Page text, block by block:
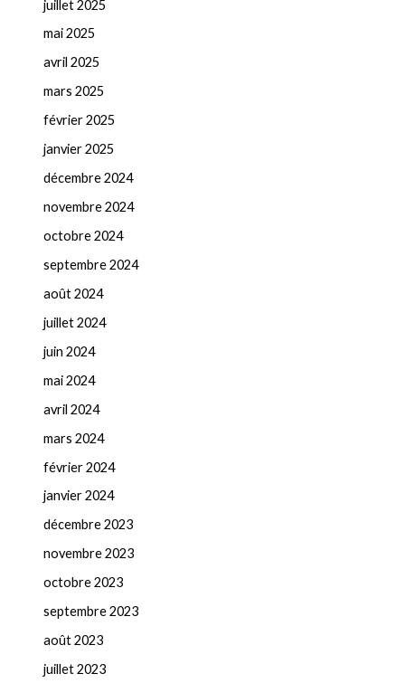
juillet 2025
mai 2025
avril 2025
mars 2025
février 2025
janvier 2025
décembre 2024
novembre 2024
octobre 2024
septembre 2024
août 2024
juillet 2024
juin 2024
mai 2024
avril 2024
mars 2024
février 2024
janvier 2024
décembre 2023
novembre 2023
octobre 2023
septembre 2023
août 2023
juillet 2023